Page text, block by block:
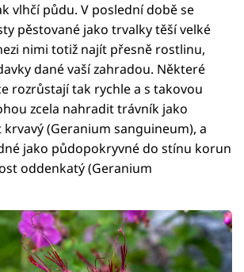
vlhčí půdu. V poslední době se
pěstované jako trvalky těší velké
nimi totiž najít přesně rostlinu,
dané vaší zahradou. Některé
rozrůstají tak rychle a s takovou
zcela nahradit trávník jako
(Geranium sanguineum), a
jako půdopokryvné do stínu korun
oddenkatý (Geranium